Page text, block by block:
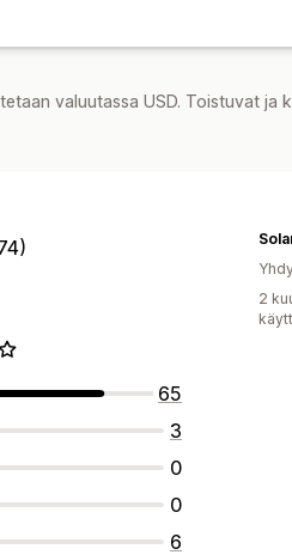
valuutassa USD. Toistuvat
65
3
0
0
6
2